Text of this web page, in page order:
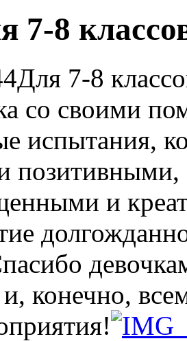
7-8
Для 7-8
со своими
испытания,
позитивными,
и
конечно,